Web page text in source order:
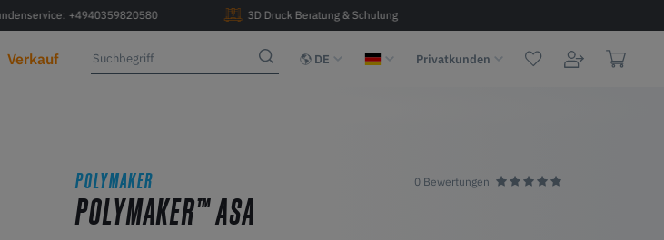
+4940359820580 3D Druck Beratung & Schulung
Verkauf DE Privatkunden
POLYMAKER 0 Bewertungen
POLYMAKER™ ASA